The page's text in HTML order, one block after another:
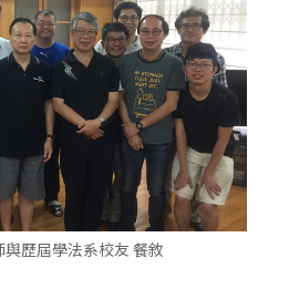
歷屆學法系校友 餐敘